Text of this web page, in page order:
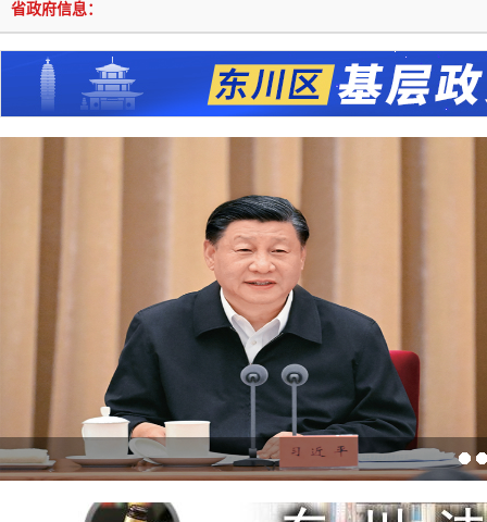
省政府信息：
在全国生态环境保护大会上的讲话
东川区2025年“东建杯”青少年三对三篮球赛...
东川绘就乌蒙山村多元旅居新图景